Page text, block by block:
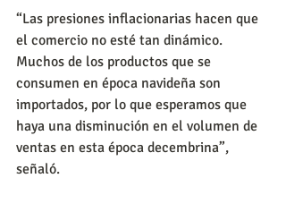
“Las presiones inflacionarias hacen que
el comercio no esté tan dinámico.
Muchos de los productos que se
consumen en época navideña son
importados, por lo que esperamos que
haya una disminución en el volumen de
ventas en esta época decembrina”,
señaló.